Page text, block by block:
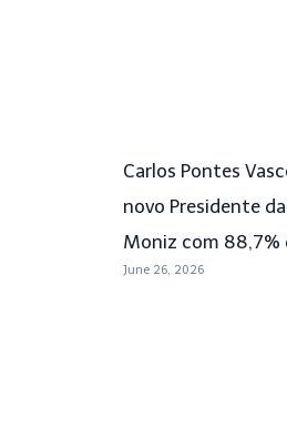
Carlos Pontes
novo Presidente
Moniz com 88,7%
June 26, 2026